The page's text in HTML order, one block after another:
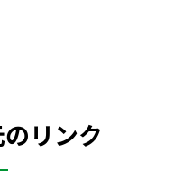
リンク